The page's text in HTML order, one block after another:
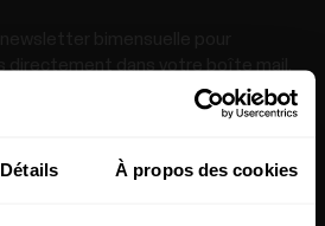
Détails À propos des cookies